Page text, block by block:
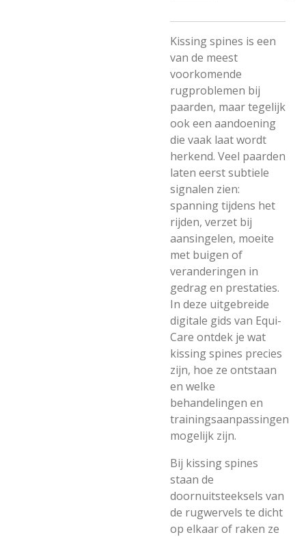
Kissing spines is een
van de meest
voorkomende
rugproblemen bij
paarden, maar tegelijk
ook een aandoening
die vaak laat wordt
herkend. Veel paarden
laten eerst subtiele
signalen zien:
spanning tijdens het
rijden, verzet bij
aansingelen, moeite
met buigen of
veranderingen in
gedrag en prestaties.
In deze uitgebreide
digitale gids van Equi-
Care ontdek je wat
kissing spines precies
zijn, hoe ze ontstaan
en welke
behandelingen en
trainingsaanpassingen
mogelijk zijn.
Bij kissing spines
staan de
doornuitsteeksels van
de rugwervels te dicht
op elkaar of raken ze